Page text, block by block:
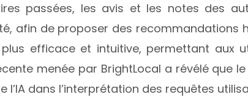
passées, les avis et les notes des
afin de proposer des recommandations
efficace et intuitive, permettant aux
menée par BrightLocal a révélé que
l’IA dans l’interprétation des requêtes